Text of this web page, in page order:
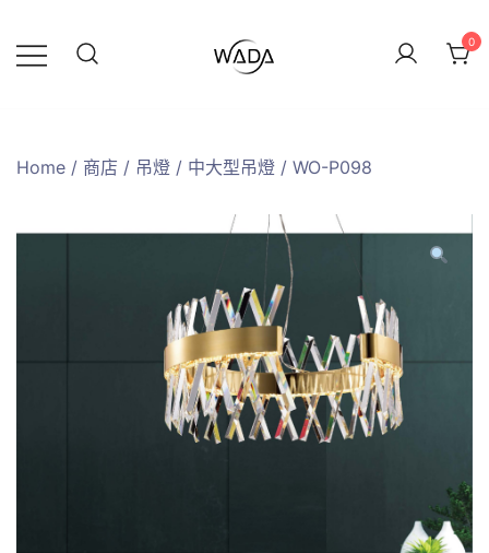
0
Home / 商店 / 吊燈 / 中大型吊燈 / WO-P098